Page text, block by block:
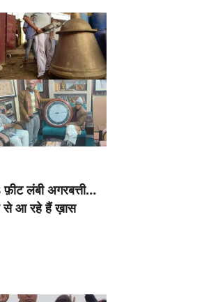
लंबी अगरबत्ती…
से आ रहे हैं ख़ास